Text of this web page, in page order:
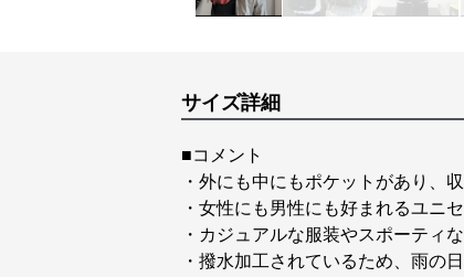
サイズ詳細
■コメント
・外にも中にもポケットがあり、
・女性にも男性にも好まれるユニ
・カジュアルな服装やスポーティ
・撥水加工されているため、雨の